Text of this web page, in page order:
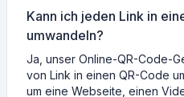
Kann ich jeden Link in
umwandeln?
Ja, unser Online-QR-Code-
von Link in einen QR-Code
um eine Webseite, einen